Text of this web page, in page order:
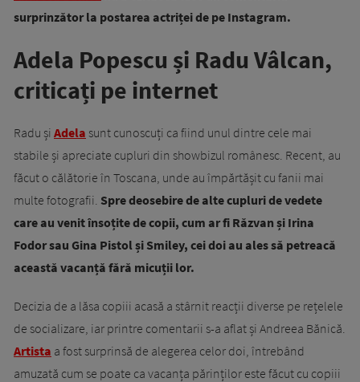
surprinzător la postarea actriței de pe Instagram.
Adela Popescu și Radu Vâlcan,
criticați pe internet
Radu și Adela sunt cunoscuți ca fiind unul dintre cele mai
stabile și apreciate cupluri din showbizul românesc. Recent, au
făcut o călătorie în Toscana, unde au împărtășit cu fanii mai
multe fotografii. Spre deosebire de alte cupluri de vedete
care au venit însoțite de copii, cum ar fi Răzvan și Irina
Fodor sau Gina Pistol și Smiley, cei doi au ales să petreacă
această vacanță fără micuții lor.
Decizia de a lăsa copiii acasă a stârnit reacții diverse pe rețelele
de socializare, iar printre comentarii s-a aflat și Andreea Bănică.
Artista a fost surprinsă de alegerea celor doi, întrebând
amuzată cum se poate ca vacanța părinților este făcut cu copiii